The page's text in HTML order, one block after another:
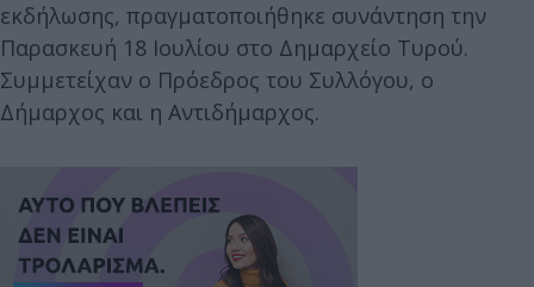
εκδήλωσης, πραγματοποιήθηκε συνάντηση την
Παρασκευή 18 Ιουλίου στο Δημαρχείο Τυρού.
Συμμετείχαν ο Πρόεδρος του Συλλόγου, ο
Δήμαρχος και η Αντιδήμαρχος.